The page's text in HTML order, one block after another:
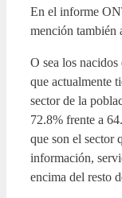
En el informe
mención también
O sea los
que actualmente
sector de la
72.8% frente a
que son el sector
información,
encima del resto